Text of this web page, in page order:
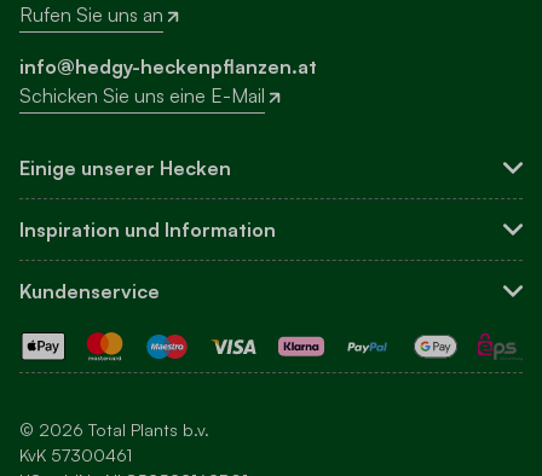
Rufen Sie uns an
info@hedgy-heckenpflanzen.at
Schicken Sie uns eine E-Mail
Einige unserer Hecken
Buchsbaum-Ersatz
Hortensien
Andere Hecken
Inspiration und Information
Blog
Inspiration
Ihre Hecke einpflanzen
Newsletter
Kundenservice
Kundenservice und FAQ
Kontakt
Bezahlen
Versandkosten und Lieferung
© 2026 Total Plants b.v.
KvK 57300461